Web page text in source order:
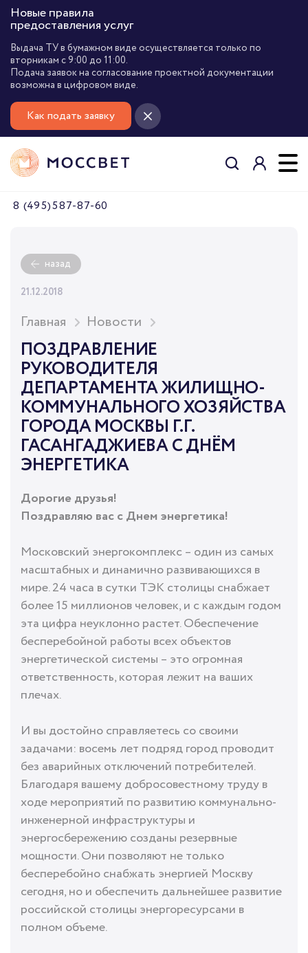
Новые правила
предоставления услуг
Выдача ТУ в бумажном виде осуществляется только по
вторникам с 9:00 до 11:00.
Подача заявок на согласование проектной документации
возможна в цифровом виде.
Как подать заявку
8 (495) 587-87-60
назад
21.12.2018
Главная Новости
ПОЗДРАВЛЕНИЕ
РУКОВОДИТЕЛЯ
ДЕПАРТАМЕНТА ЖИЛИЩНО-
КОММУНАЛЬНОГО ХОЗЯЙСТВА
ГОРОДА МОСКВЫ Г.Г.
ГАСАНГАДЖИЕВА С ДНЁМ
ЭНЕРГЕТИКА
Дорогие друзья!
Поздравляю вас с Днем энергетика!
Московский энергокомплекс – один из самых
масштабных и динамично развивающихся в
мире. 24 часа в сутки ТЭК столицы снабжает
более 15 миллионов человек, и с каждым годом
эта цифра неуклонно растет. Обеспечение
бесперебойной работы всех объектов
энергетической системы – это огромная
ответственность, которая лежит на ваших
плечах.
И вы достойно справляетесь со своими
задачами: восемь лет подряд город проводит
без аварийных отключений потребителей.
Благодаря вашему добросовестному труду в
ходе мероприятий по развитию коммунально-
инженерной инфраструктуры и
энергосбережению созданы резервные
мощности. Они позволяют не только
бесперебойно снабжать энергией Москву
сегодня, но и обеспечить дальнейшее развитие
российской столицы энергоресурсами в
полном объеме.